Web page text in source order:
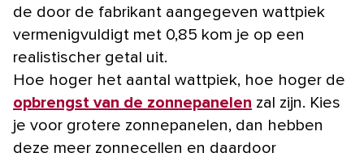
de door de fabrikant aangegeven wattpiek
vermenigvuldigt met 0,85 kom je op een
realistischer getal uit.
Hoe hoger het aantal wattpiek, hoe hoger de
opbrengst van de zonnepanelen zal zijn. Kies
je voor grotere zonnepanelen, dan hebben
deze meer zonnecellen en daardoor